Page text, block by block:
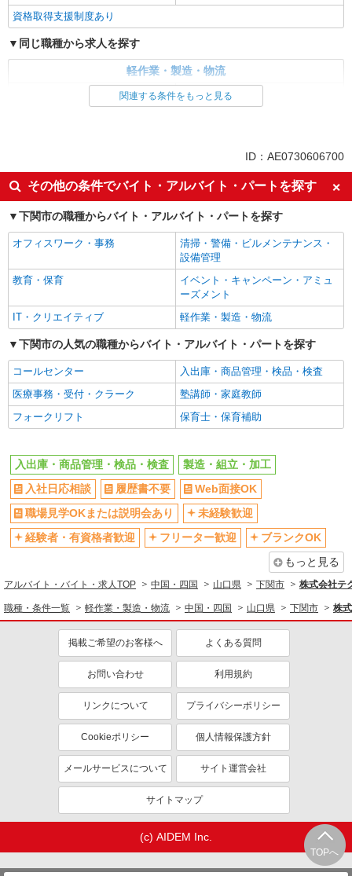
資格取得支援制度あり
同じ職種から求人を探す
軽作業・製造・物流
入出庫・商品管理・検品・検査
製造・組立・加工
交通費支給
社会保険あり
関連する条件をもっと見る
ID：AE0730606700
その他の条件でバイト・アルバイト・パートを探す
下関市の職種からバイト・アルバイト・パートを探す
オフィスワーク・事務
清掃・警備・ビルメンテナンス・
設備管理
教育・保育
イベント・キャンペーン・アミュ
ーズメント
IT・クリエイティブ
軽作業・製造・物流
下関市の人気の職種からバイト・アルバイト・パートを探す
コールセンター
入出庫・商品管理・検品・検査
医療事務・受付・クラーク
塾講師・家庭教師
フォークリフト
保育士・保育補助
TOPへ
入出庫・商品管理・検品・検査
製造・組立・加工
入社日応相談
履歴書不要
Web面接OK
職場見学OKまたは説明会あり
未経験歓迎
経験者・有資格者歓迎
フリーター歓迎
ブランクOK
もっと見る
アルバイト・バイト・求人TOP 中国・四国 山口県 下関市 株式会社テ
職種・条件一覧 軽作業・製造・物流 中国・四国 山口県 下関市 株
掲載ご希望のお客様へ よくある質問
お問い合わせ 利用規約
リンクについて プライバシーポリシー
Cookieポリシー 個人情報保護方針
メールサービスについて サイト運営会社
サイトマップ
(c) AIDEM Inc.